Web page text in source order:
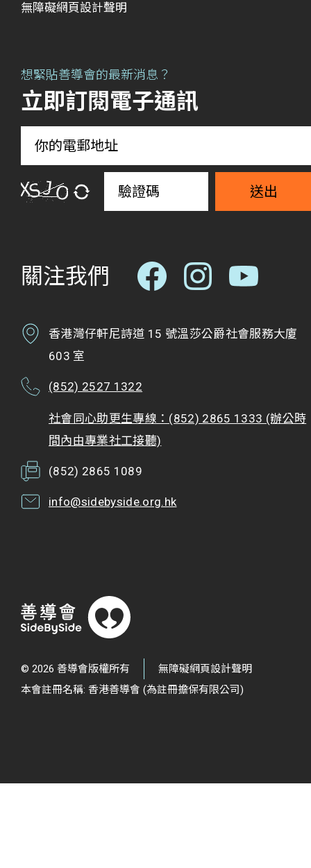
無障礙網頁設計聲明
想緊貼善導會的最新消息？
立即訂閱電子通訊
送出
關注我們
香港灣仔軒尼詩道 15 號溫莎公爵社會服務大廈
603 室
(852) 2527 1322
社會同心助更生專線：(852) 2865 1333 (辦公時
間內由專業社工接聽)
(852) 2865 1089
info@sidebyside.org.hk
© 2026 善導會版權所有
無障礙網頁設計聲明
本會註冊名稱: 香港善導會 (為註冊擔保有限公司)